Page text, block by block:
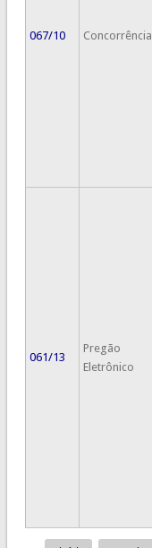
067/10 Concorrência
061/13
Pregão
Eletrônico